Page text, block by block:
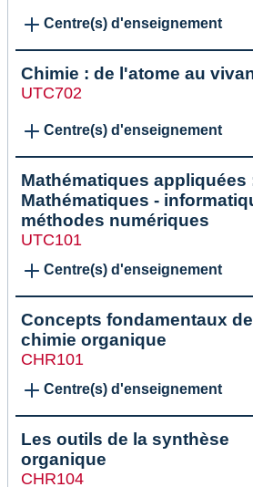
Centre(s) d'enseignement
Chimie : de l'atome au
UTC702
Centre(s) d'enseignement
Mathématiques appliquées
Mathématiques -
méthodes numériques
UTC101
Centre(s) d'enseignement
Concepts fondamentaux
chimie organique
CHR101
Centre(s) d'enseignement
Les outils de la synthèse
organique
CHR104